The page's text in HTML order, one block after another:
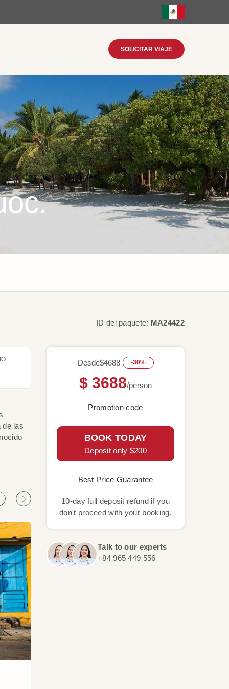
SOLICITAR VIAJE
de las
ID del paquete: MA24422
Desde$4688 -30%
$ 3688/person
Promotion code
BOOK TODAY
Deposit only $200
Best Price Guarantee
10-day full deposit refund if you
don't proceed with your booking.
Talk to our experts
+84 965 449 556